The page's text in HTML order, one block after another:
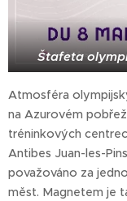
Štafeta
Atmosféra
na Azurovém
tréninkových
Antibes Juan-les-
považováno za
měst. Magnetem je